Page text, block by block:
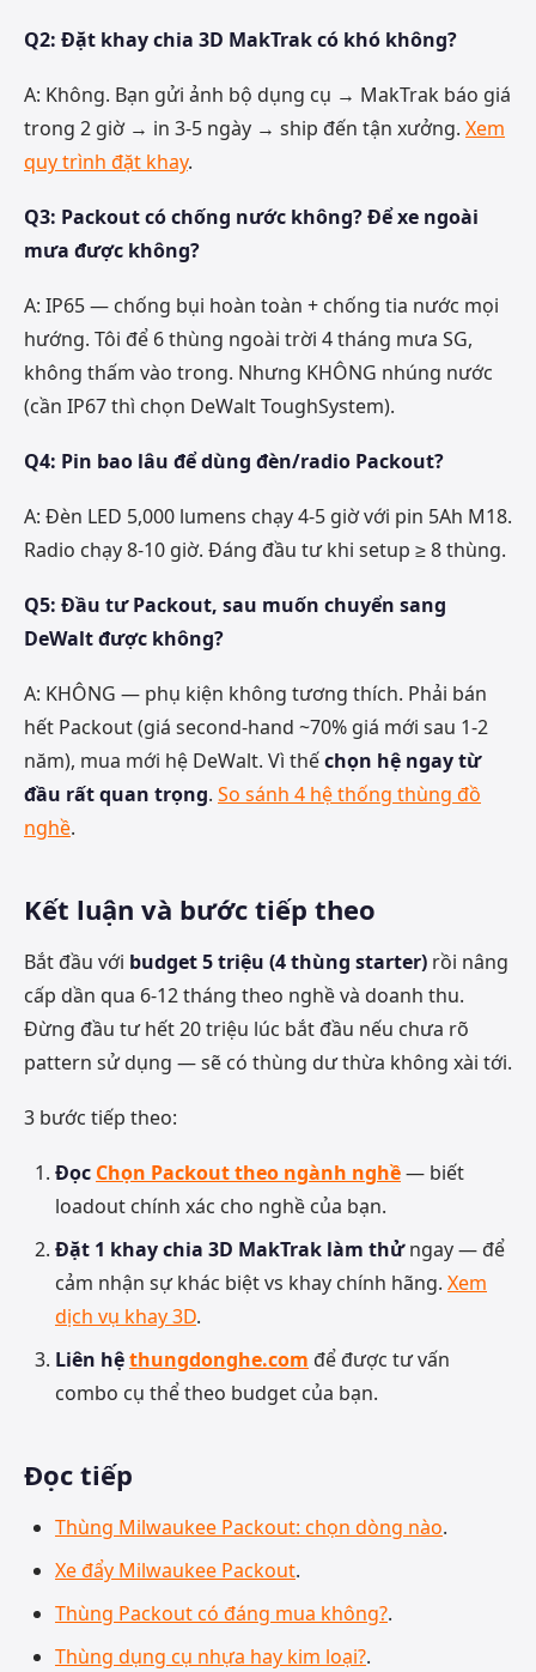
Q2: Đặt khay chia 3D MakTrak có khó không?
A: Không. Bạn gửi ảnh bộ dụng cụ → MakTrak báo giá
trong 2 giờ → in 3-5 ngày → ship đến tận xưởng. Xem
quy trình đặt khay.
Q3: Packout có chống nước không? Để xe ngoài
mưa được không?
A: IP65 — chống bụi hoàn toàn + chống tia nước mọi
hướng. Tôi để 6 thùng ngoài trời 4 tháng mưa SG,
không thấm vào trong. Nhưng KHÔNG nhúng nước
(cần IP67 thì chọn DeWalt ToughSystem).
Q4: Pin bao lâu để dùng đèn/radio Packout?
A: Đèn LED 5,000 lumens chạy 4-5 giờ với pin 5Ah M18.
Radio chạy 8-10 giờ. Đáng đầu tư khi setup ≥ 8 thùng.
Q5: Đầu tư Packout, sau muốn chuyển sang
DeWalt được không?
A: KHÔNG — phụ kiện không tương thích. Phải bán
hết Packout (giá second-hand ~70% giá mới sau 1-2
năm), mua mới hệ DeWalt. Vì thếchọn hệ ngay từ
đầu rất quan trọng. So sánh 4 hệ thống thùng đồ
nghề.
Kết luận và bước tiếp theo
Bắt đầu với budget 5 triệu (4 thùng starter) rồi nâng
cấp dần qua 6-12 tháng theo nghề và doanh thu.
Đừng đầu tư hết 20 triệu lúc bắt đầu nếu chưa rõ
pattern sử dụng — sẽ có thùng dư thừa không xài tới.
3 bước tiếp theo:
Đọc Chọn Packout theo ngành nghề— biết
loadout chính xác cho nghề của bạn.
Đặt 1 khay chia 3D MakTrak làm thửngay — để
cảm nhận sự khác biệt vs khay chính hãng. Xem
dịch vụ khay 3D.
Liên hệthungdonghe.com để được tư vấn
combo cụ thể theo budget của bạn.
Đọc tiếp
Thùng Milwaukee Packout: chọn dòng nào.
Xe đẩy Milwaukee Packout.
Thùng Packout có đáng mua không?.
Thùng dụng cụ nhựa hay kim loại?.